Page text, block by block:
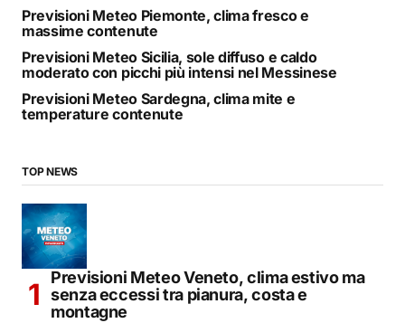
Previsioni Meteo Piemonte, clima fresco e
massime contenute
Previsioni Meteo Sicilia, sole diffuso e caldo
moderato con picchi più intensi nel Messinese
Previsioni Meteo Sardegna, clima mite e
temperature contenute
TOP NEWS
Previsioni Meteo Veneto, clima estivo ma
senza eccessi tra pianura, costa e
montagne